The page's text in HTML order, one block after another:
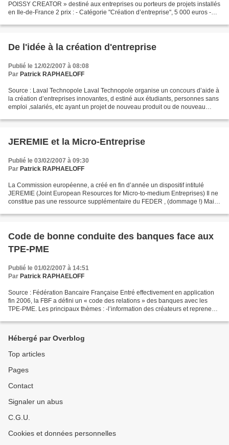
POISSY CREATOR » destiné aux entreprises ou porteurs de projets installés
en Ile-de-France 2 prix : - Catégorie "Création d’entreprise", 5 000 euros -
De l'idée à la création d'entreprise
Publié le 12/02/2007 à 08:08
Par Patrick RAPHAELOFF
Source : Laval Technopole Laval Technopole organise un concours d’aide à
la création d’entreprises innovantes, d estiné aux étudiants, personnes sans
emploi ,salariés, etc ayant un projet de nouveau produit ou de nouveau
JEREMIE et la Micro-Entreprise
Publié le 03/02/2007 à 09:30
Par Patrick RAPHAELOFF
La Commission européenne, a créé en fin d’année un dispositif intitulé
JEREMIE (Joint European Resources for Micro-to-medium Entreprises) Il ne
constitue pas une ressource supplémentaire du FEDER , (dommage !) Mais
Code de bonne conduite des banques face aux
TPE-PME
Publié le 01/02/2007 à 14:51
Par Patrick RAPHAELOFF
Source : Fédération Bancaire Française Entré effectivement en application
fin 2006, la FBF a défini un « code des relations » des banques avec les
TPE-PME. Les principaux thèmes : -l’information des créateurs et repreneurs
Hébergé par Overblog
Top articles
Pages
Contact
Signaler un abus
C.G.U.
Cookies et données personnelles